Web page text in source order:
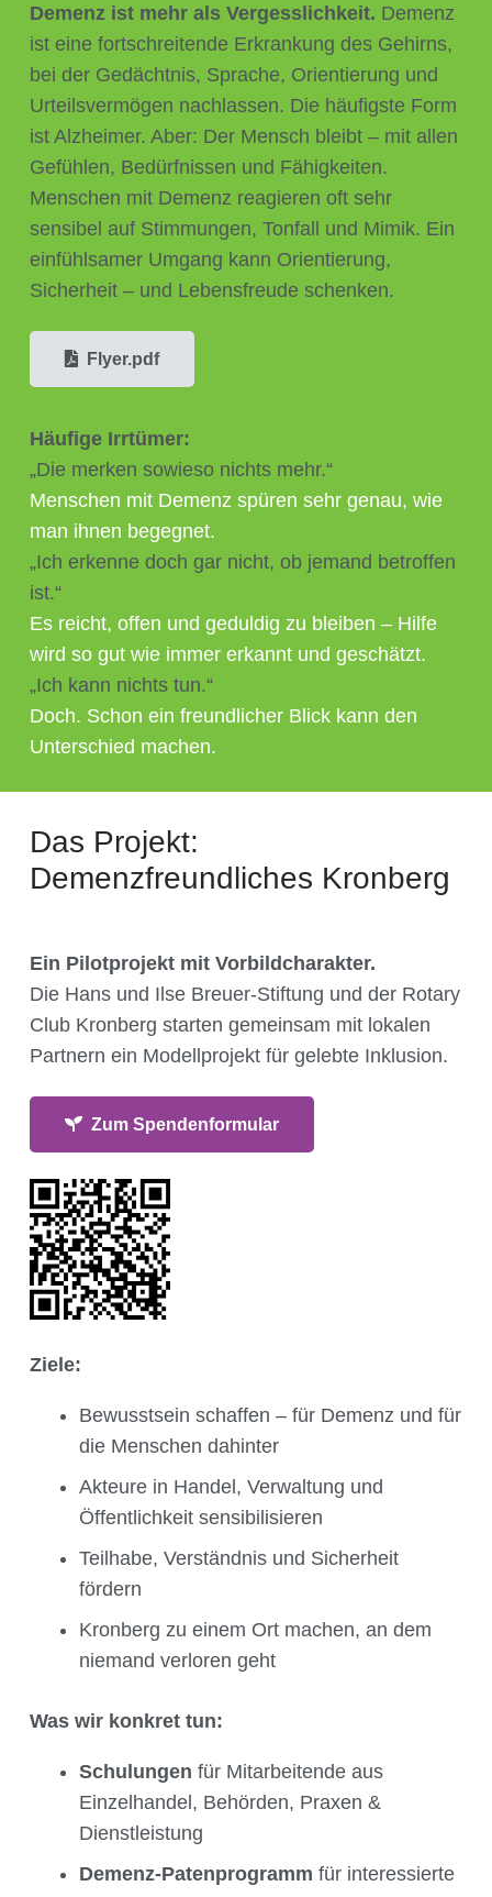
Demenz ist mehr als Vergesslichkeit. Demenz
ist eine fortschreitende Erkrankung des Gehirns,
bei der Gedächtnis, Sprache, Orientierung und
Urteilsvermögen nachlassen. Die häufigste Form
ist Alzheimer. Aber: Der Mensch bleibt – mit allen
Gefühlen, Bedürfnissen und Fähigkeiten.
Menschen mit Demenz reagieren oft sehr
sensibel auf Stimmungen, Tonfall und Mimik. Ein
einfühlsamer Umgang kann Orientierung,
Sicherheit – und Lebensfreude schenken.
Flyer.pdf
Häufige Irrtümer:
„Die merken sowieso nichts mehr.“
Menschen mit Demenz spüren sehr genau, wie
man ihnen begegnet.
„Ich erkenne doch gar nicht, ob jemand betroffen
ist.“
Es reicht, offen und geduldig zu bleiben – Hilfe
wird so gut wie immer erkannt und geschätzt.
„Ich kann nichts tun.“
Doch. Schon ein freundlicher Blick kann den
Unterschied machen.
Das Projekt:
Demenzfreundliches Kronberg
Ein Pilotprojekt mit Vorbildcharakter.
Die Hans und Ilse Breuer-Stiftung und der Rotary
Club Kronberg starten gemeinsam mit lokalen
Partnern ein Modellprojekt für gelebte Inklusion.
Zum Spendenformular
Ziele:
Bewusstsein schaffen – für Demenz und für
die Menschen dahinter
Akteure in Handel, Verwaltung und
Öffentlichkeit sensibilisieren
Teilhabe, Verständnis und Sicherheit
fördern
Kronberg zu einem Ort machen, an dem
niemand verloren geht
Was wir konkret tun:
Schulungen für Mitarbeitende aus
Einzelhandel, Behörden, Praxen &
Dienstleistung
Demenz-Patenprogramm für interessierte